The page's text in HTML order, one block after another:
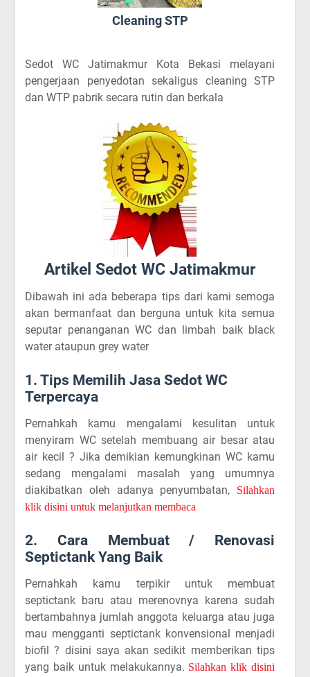
Cleaning STP
Sedot WC Jatimakmur Kota Bekasi melayani
pengerjaan penyedotan sekaligus cleaning STP
dan WTP pabrik secara rutin dan berkala
Artikel Sedot WC Jatimakmur
Dibawah ini ada beberapa tips dari kami semoga
akan bermanfaat dan berguna untuk kita semua
seputar penanganan WC dan limbah baik black
water ataupun grey water
1. Tips Memilih Jasa Sedot WC
Terpercaya
Pernahkah kamu mengalami kesulitan untuk
menyiram WC setelah membuang air besar atau
air kecil ? Jika demikian kemungkinan WC kamu
sedang mengalami masalah yang umumnya
diakibatkan oleh adanya penyumbatan,
Silahkan
klik disini untuk melanjutkan membaca
2. Cara Membuat / Renovasi
Septictank Yang Baik
Pernahkah kamu terpikir untuk membuat
septictank baru atau merenovnya karena sudah
bertambahnya jumlah anggota keluarga atau juga
mau mengganti septictank konvensional menjadi
biofil ? disini saya akan sedikit memberikan tips
yang baik untuk melakukannya. Silahkan klik disini